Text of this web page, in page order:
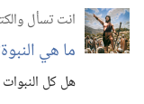
انت تسأل
ما هي
هل كل